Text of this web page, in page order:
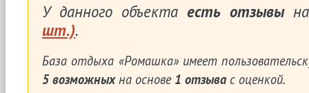
У данного объекта есть отзывы
шт.).
База отдыха «Ромашка»имеет
5 возможныхна основе 1 отзывас оценкой.